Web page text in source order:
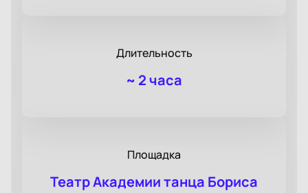
Длительность
~ 2 часа
Площадка
Театр Академии танца Бориса